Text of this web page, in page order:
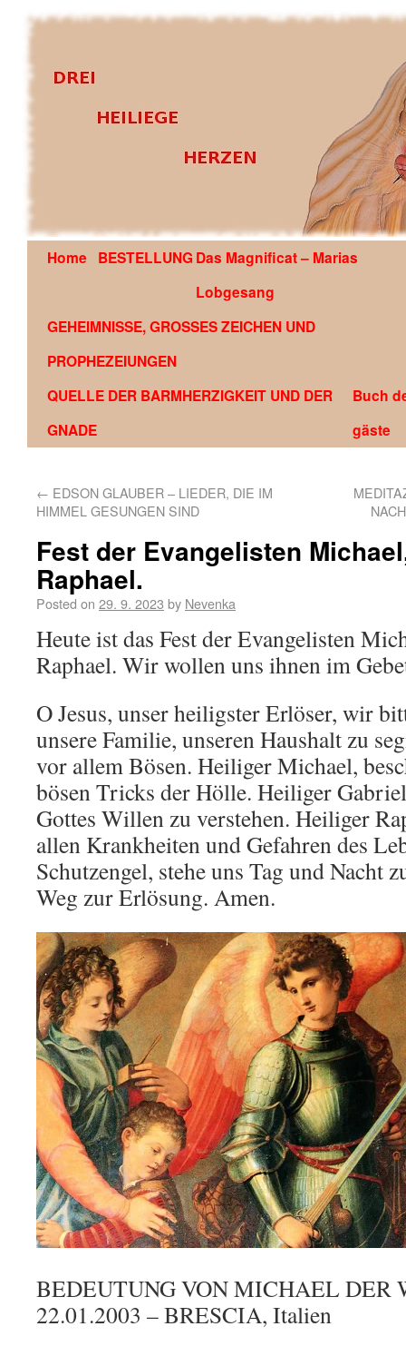
OFFENBARUNG AN EDSON GLAUBER DE SOUZA
Home BESTELLUNG Das Magnificat – Marias
Lobgesang
GEHEIMNISSE, GROSSES ZEICHEN UND
PROPHEZEIUNGEN
QUELLE DER BARMHERZIGKEIT UND DER
GNADE
Buch
gäste
← EDSON GLAUBER – LIEDER, DIE IM
HIMMEL GESUNGEN SIND
Fest der Evangelisten
Raphael.
Posted on 29. 9. 2023 by Nevenka
Heute ist das Fest der Evangelisten
Raphael. Wir wollen uns ihnen im
O Jesus, unser heiligster Erlöser, wir
unsere Familie, unseren Haushalt zu
vor allem Bösen. Heiliger Michael,
bösen Tricks der Hölle. Heiliger
Gottes Willen zu verstehen. Heiliger
allen Krankheiten und Gefahren des
Schutzengel, stehe uns Tag und Nacht
Weg zur Erlösung. Amen.
BEDEUTUNG VON MICHAEL DER
22.01.2003 – BRESCIA, Italien